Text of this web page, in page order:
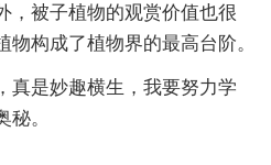
，被子植物的观赏价值也很
构成了植物界的最高台阶。
真是妙趣横生，我要努力学
。